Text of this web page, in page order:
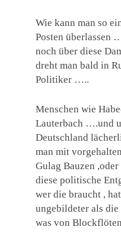
Wie kann man so
Posten überlassen
noch über diese
dreht man bald in
Politiker …..
Menschen wie
Lauterbach ….und
Deutschland
man mit
Gulag Bauzen
diese politische
wer die braucht ,
ungebildeter als
was von